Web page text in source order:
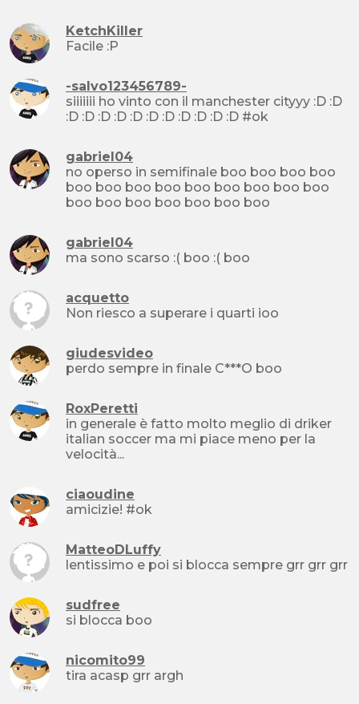
KetchKiller
Facile :P
-salvo123456789-
siiiiiii ho vinto con il manchester cityyy :D :D
:D :D :D :D :D :D :D :D :D :D :D #ok
gabriel04
no operso in semifinale boo boo boo boo
boo boo boo boo boo boo boo boo boo
boo boo boo boo boo boo boo
gabriel04
ma sono scarso :( boo :( boo
acquetto
Non riesco a superare i quarti ioo
giudesvideo
perdo sempre in finale C***O boo
RoxPeretti
in generale è fatto molto meglio di driker
italian soccer ma mi piace meno per la
velocità...
ciaoudine
amicizie! #ok
MatteoDLuffy
lentissimo e poi si blocca sempre grr grr grr
sudfree
si blocca boo
nicomito99
tira acasp grr argh